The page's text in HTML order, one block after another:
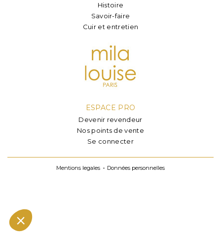
Histoire
Savoir-faire
Cuir et entretien
ESPACE PRO
Devenir revendeur
Nos points de vente
Se connecter
Mentions legales Données personnelles